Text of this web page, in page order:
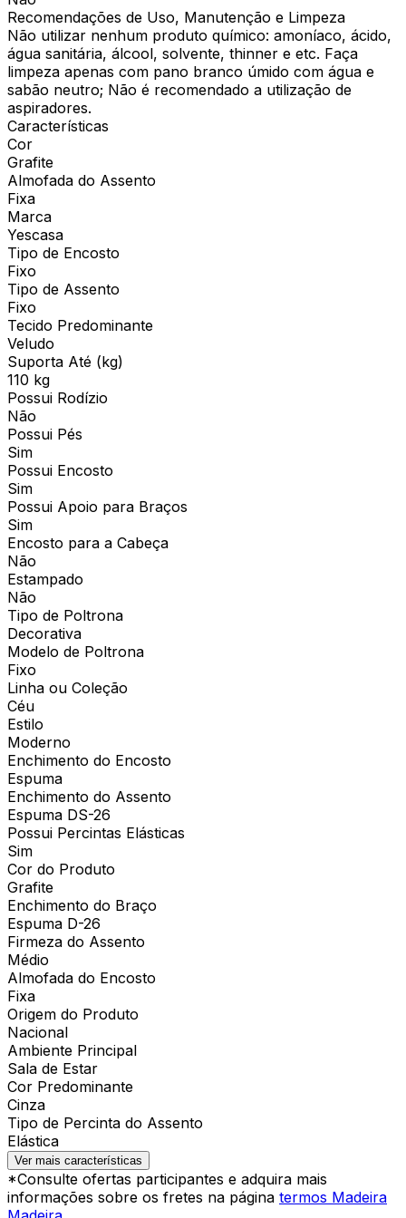
Recomendações de Uso, Manutenção e Limpeza
Não utilizar nenhum produto químico: amoníaco, ácido,
água sanitária, álcool, solvente, thinner e etc. Faça
limpeza apenas com pano branco úmido com água e
sabão neutro; Não é recomendado a utilização de
aspiradores.
Características
Cor
Grafite
Almofada do Assento
Fixa
Marca
Yescasa
Tipo de Encosto
Fixo
Tipo de Assento
Fixo
Tecido Predominante
Veludo
Suporta Até (kg)
110 kg
Possui Rodízio
Não
Possui Pés
Sim
Possui Encosto
Sim
Possui Apoio para Braços
Sim
Encosto para a Cabeça
Não
Estampado
Não
Tipo de Poltrona
Decorativa
Modelo de Poltrona
Fixo
Linha ou Coleção
Céu
Estilo
Moderno
Enchimento do Encosto
Espuma
Enchimento do Assento
Espuma DS-26
Possui Percintas Elásticas
Sim
Cor do Produto
Grafite
Enchimento do Braço
Espuma D-26
Firmeza do Assento
Médio
Almofada do Encosto
Fixa
Origem do Produto
Nacional
Ambiente Principal
Sala de Estar
Cor Predominante
Cinza
Tipo de Percinta do Assento
Elástica
Ver mais características
*Consulte ofertas participantes e adquira mais
informações sobre os fretes na página termos Madeira